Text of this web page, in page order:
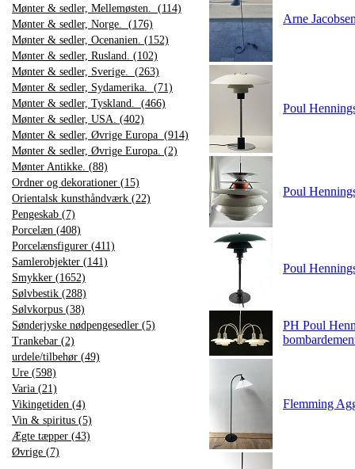
Mønter & sedler, Mellemøsten. (114)
Mønter & sedler, Norge. (176)
Mønter & sedler, Ocenanien. (152)
Mønter & sedler, Rusland. (102)
Mønter & sedler, Sverige. (263)
Mønter & sedler, Sydamerika. (71)
Mønter & sedler, Tyskland. (466)
Mønter & sedler, USA. (402)
Mønter & sedler, Øvrige Europa (914)
Mønter & sedler, Øvrige Europa. (2)
Mønter Antikke. (88)
Ordner og dekorationer (15)
Orientalsk kunsthåndværk (22)
Pengeskab (7)
Porcelæn (408)
Porcelænsfigurer (411)
Samlerobjekter (141)
Smykker (1652)
Sølvbestik (288)
Sølvkorpus (38)
Sønderjyske nødpengesedler (5)
Trankebar (2)
urdele/tilbehør (49)
Ure (598)
Varia (21)
Vikingetiden (4)
Vin & spiritus (5)
Ægte tæpper (43)
Øvrige (7)
Arne
Poul
Poul
Poul
PH Poul
Flemming